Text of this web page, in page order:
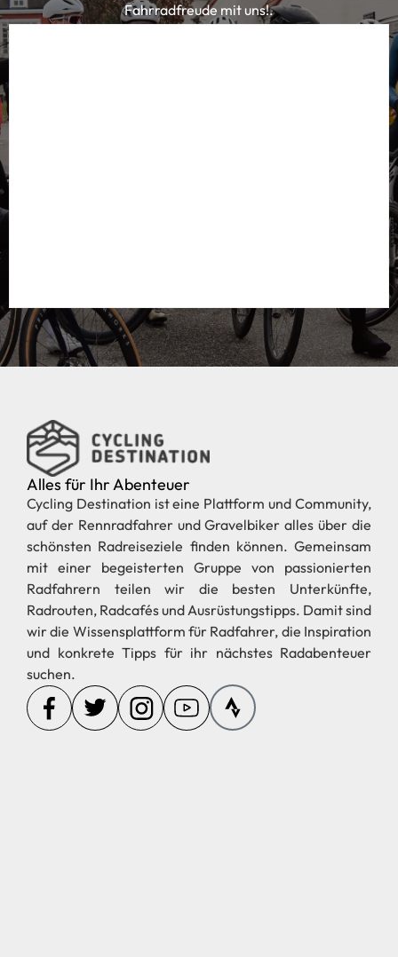
Fahrradfreude mit uns!.
Alles für Ihr Abenteuer
Cycling Destination ist eine Plattform und Community,
auf der Rennradfahrer und Gravelbiker alles über die
schönsten Radreiseziele finden können. Gemeinsam
mit einer begeisterten Gruppe von passionierten
Radfahrern teilen wir die besten Unterkünfte,
Radrouten, Radcafés und Ausrüstungstipps. Damit sind
wir die Wissensplattform für Radfahrer, die Inspiration
und konkrete Tipps für ihr nächstes Radabenteuer
suchen.